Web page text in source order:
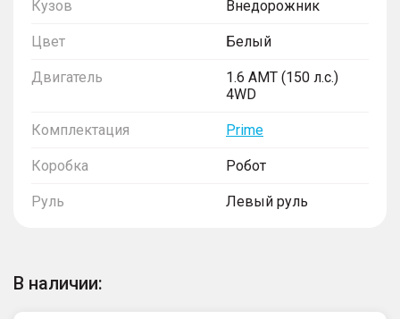
Кузов Внедорожник
Цвет Белый
Двигатель
1.6 AMT (150 л.с.)
4WD
Комплектация Prime
Коробка Робот
Руль Левый руль
В наличии: